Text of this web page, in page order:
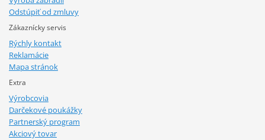
Odstúpiť od zmluvy
Zákaznícky servis
Rýchly kontakt
Reklamácie
Mapa stránok
Extra
Výrobcovia
Darčekové poukážky
Partnerský program
Akciový tovar